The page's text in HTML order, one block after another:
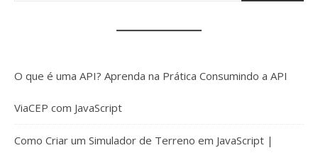
O que é uma API? Aprenda na Prática Consumindo a API
ViaCEP com JavaScript
Como Criar um Simulador de Terreno em JavaScript |